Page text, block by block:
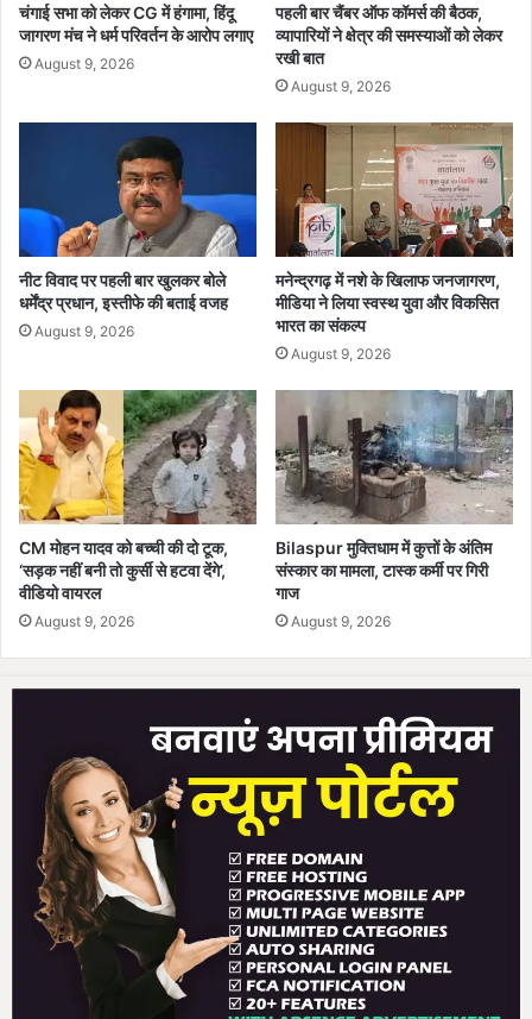
र्वि
न
क
रे
1
की
रि
पो
र्ट
,
ह
य
से
मां
गा
ग
या
ले
खा
चंगाई सभा को लेकर CG में हंगामा, हिंदू
जागरण मंच ने धर्म परिवर्तन के आरोप लगाए
August 9, 2026
पहली बार चैंबर ऑफ कॉमर्स की बैठक,
व्यापारियों ने क्षेत्र की समस्याओं को लेकर
रखी बात
August 9, 2026
नीट विवाद पर पहली बार खुलकर बोले
धर्मेंद्र प्रधान, इस्तीफे की बताई वजह
August 9, 2026
मनेन्द्रगढ़ में नशे के खिलाफ जनजागरण,
मीडिया ने लिया स्वस्थ युवा और विकसित
भारत का संकल्प
August 9, 2026
CM मोहन यादव को बच्ची की दो टूक,
‘सड़क नहीं बनी तो कुर्सी से हटवा देंगे’,
वीडियो वायरल
August 9, 2026
Bilaspur मुक्तिधाम में कुत्तों के अंतिम
संस्कार का मामला, टास्क कर्मी पर गिरी
गाज
August 9, 2026